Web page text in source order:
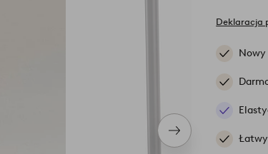
Następny
produkt
Deklaracja